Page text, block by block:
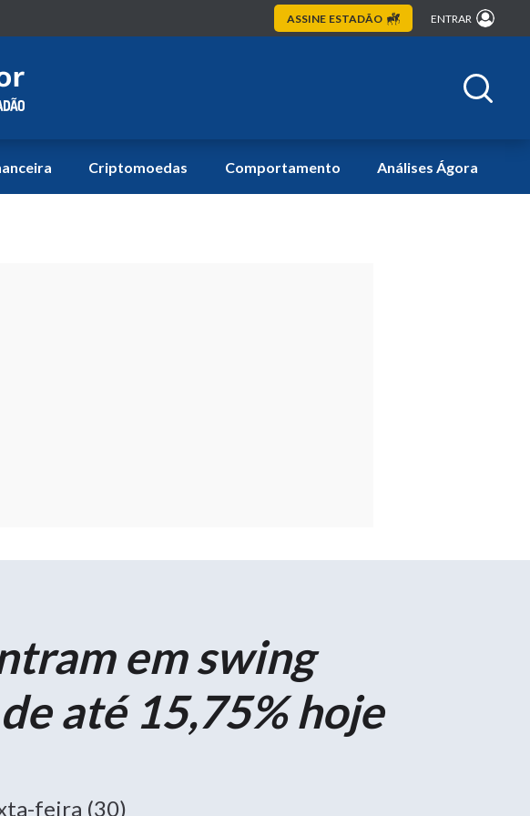
ASSINE ESTADÃO ENTRAR
Criptomoedas Comportamento Análises Ágora
em swing
até 15,75% hoje
feira (30)